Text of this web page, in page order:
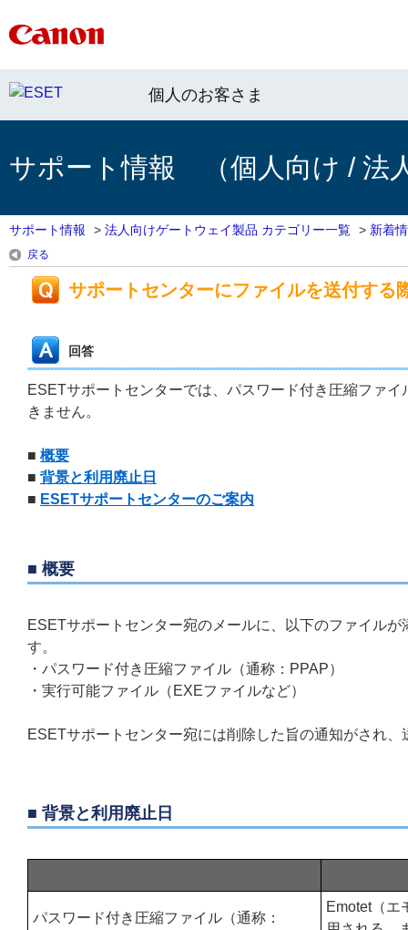
個人のお客さま
サポート情報 （個人向け / 法
サポート情報 > 法人向けゲートウェイ製品 カテゴリー一覧 > 新着
戻る
サポートセンターにファイルを送付する
回答
ESETサポートセンターでは、パスワード付き圧縮ファ
きません。
■ 概要
■ 背景と利用廃止日
■ ESETサポートセンターのご案内
■ 概要
ESETサポートセンター宛のメールに、以下のファイル
す。
・パスワード付き圧縮ファイル（通称：PPAP）
・実行可能ファイル（EXEファイルなど）
ESETサポートセンター宛には削除した旨の通知がされ
■ 背景と利用廃止日
パスワード付き圧縮ファイル（通称：
Emotet（エ